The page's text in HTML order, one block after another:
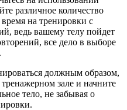
различное количество
на тренировки с
ведь вашему телу пойдет
все дело в выборе
должным образом,
зале и начните
тело, не забывая о